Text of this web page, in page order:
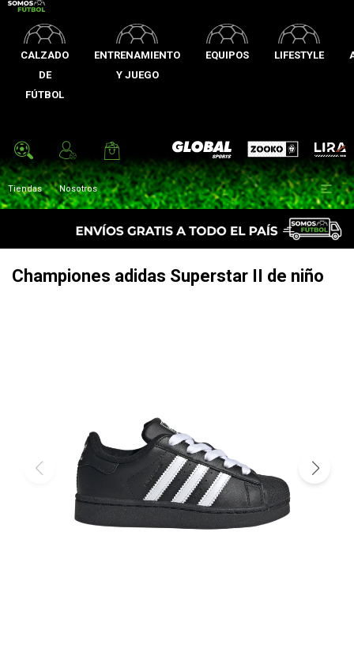
CALZADO
DE
FÚTBOL
ENTRENAMIENTO
Y JUEGO
EQUIPOS LIFESTYLE
Global Sports Zooko Lira
Tiendas Nosotros 
Championes adidas Superstar II de niño